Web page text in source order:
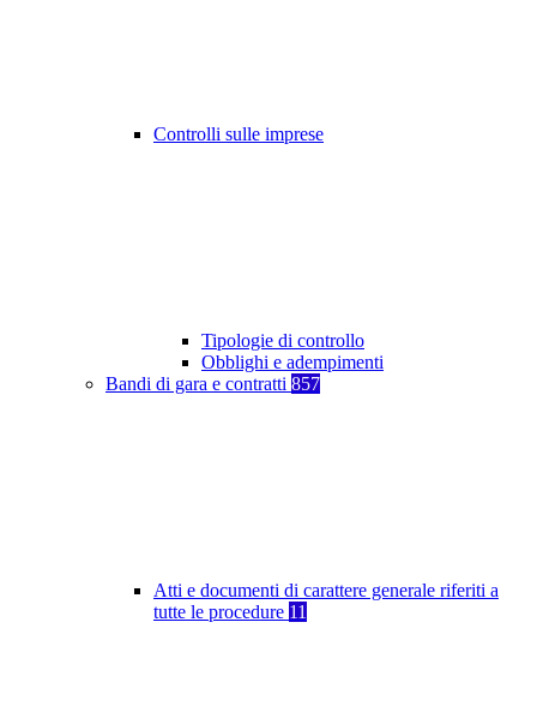
Controlli sulle imprese
Tipologie di controllo
Obblighi e adempimenti
Bandi di gara e contratti 857
Atti e documenti di carattere generale riferiti a
tutte le procedure 11